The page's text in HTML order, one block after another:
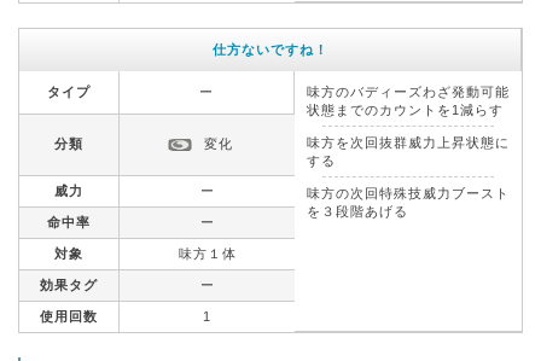
仕方ないですね！
タイプ ー
味方のバディーズわざ発動可能
状態までのカウントを1減らす
味方を次回抜群威力上昇状態に
する
味方の次回特殊技威力ブースト
を３段階あげる
分類 変化
威力 ー
命中率 ー
対象 味方１体
効果タグ ー
使用回数 1